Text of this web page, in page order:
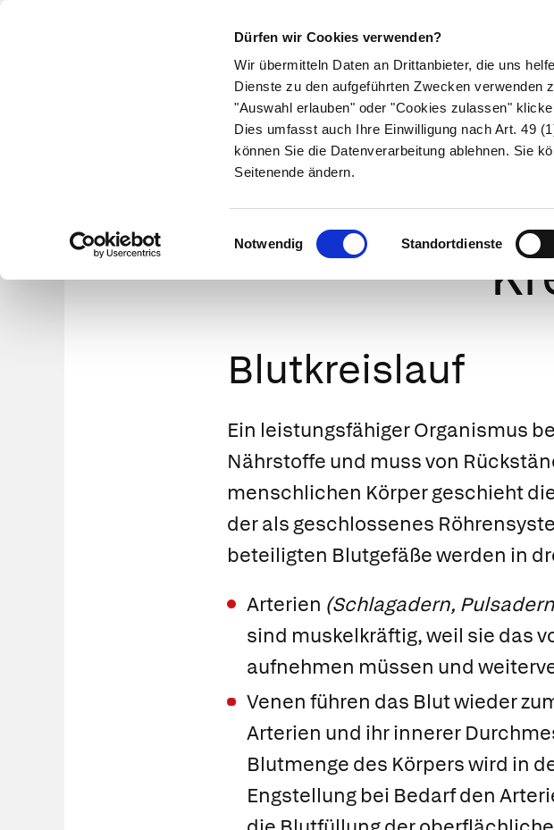
Dürfen wir Cookies verwenden?
Wir übermitteln Daten an Drittanbieter, die uns
Dienste zu den aufgeführten Zwecken verwenden
"Auswahl erlauben" oder "Cookies zulassen"
Dies umfasst auch Ihre Einwilligung nach Art. 49
können Sie die Datenverarbeitung ablehnen. Sie
Seitenende ändern.
Einwilligungsauswahl
Notwendig Standortdienste
Symptome Therapie Medikamente
So
Blutkreislauf
Ein leistungsfähiger Organismus
Nährstoffe und muss von
menschlichen Körper geschieht
der als geschlossenes
beteiligten Blutgefäße werden in
Arterien (Schlagadern,
sind muskelkräftig, weil sie das
aufnehmen müssen und
Venen führen das Blut wieder
Arterien und ihr innerer
Blutmenge des Körpers wird in
Engstellung bei Bedarf den